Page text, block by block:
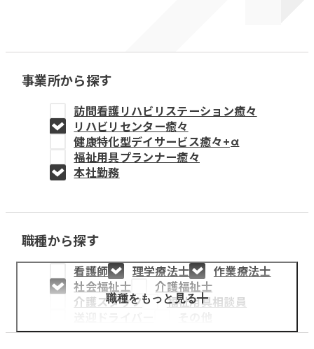
福祉用具プランナー癒々
教育事業
姫路中央こども園
姫路中央保育園
採用情報
医療・介護事業
募集職種
事業所から探す
訪問看護リハビリステーション癒々
リハビリセンター癒々
健康特化型デイサービス癒々+α
福祉用具プランナー癒々
本社勤務
職種から探す
看護師 理学療法士
作業療法士
社会福祉士
介護福祉士
介護スタッフ
福祉用具相談員
職種をもっと見る